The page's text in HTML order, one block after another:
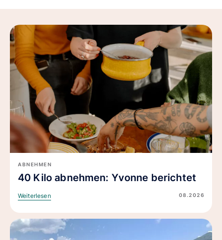
ABNEHMEN
40 Kilo abnehmen: Yvonne berichtet
Weiterlesen 08.2026